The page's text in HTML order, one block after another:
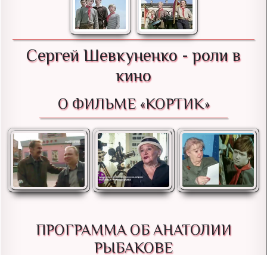
Сергей Шевкуненко - роли в
кино
О ФИЛЬМЕ «КОРТИК»
ПРОГРАММА ОБ АНАТОЛИИ
РЫБАКОВЕ